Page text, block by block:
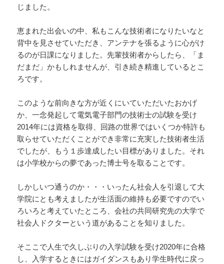
じました。
恵まれた出会いの中、私もこんな技術者になりたいなと
背中を見させていただき、アンテナを張るように心がけ
るのが日課になりました。先輩技術者からしたら、「ま
だまだ」かもしれませんが、引き続き精進しているとこ
ろです。
このような前向きな方が近くにいていただいたおかげ
か、一念発起して電気電子部門の技術士の試験を受け
2014年には資格を取得、回路の世界ではいくつか特許も
取らせていただくことができ非常に充実した技術者生活
でしたが、もう１歩達成したい目標がありました。それ
は小学校からの夢であった博士号を取ることです。
しかしいつ通うのか・・・いったん社会人を引退して大
学院にとも考えましたが生活面の維持も必要ですのでい
ろいろと考えていたところ、会社の共同研究先の大学で
社会人ドクターという道があることを知りました。
そここで人生で久しぶりの入学試験を受け2020年に合格
し、入学するときにはガイダンスもあり学生時代に戻っ